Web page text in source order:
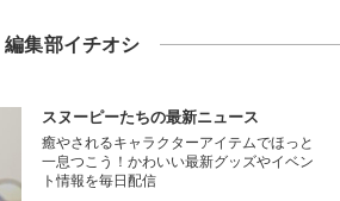
編集部イチオシ
スヌーピーたちの最新ニュース
癒やされるキャラクターアイテムでほっと
一息つこう！かわいい最新グッズやイベン
ト情報を毎日配信